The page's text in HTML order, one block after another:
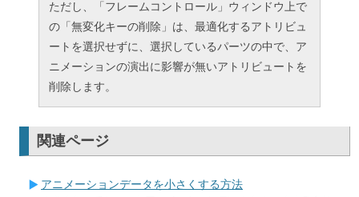
ただし、「フレームコントロール」ウィンドウ上で
の「無変化キーの削除」は、最適化するアトリビュ
ートを選択せずに、選択しているパーツの中で、ア
ニメーションの演出に影響が無いアトリビュートを
削除します。
関連ページ
アニメーションデータを小さくする方法